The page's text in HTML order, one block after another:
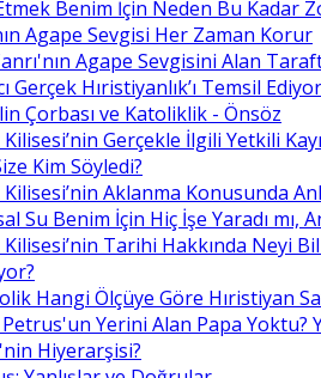
Benim İçin Neden Bu Kadar
Agape Sevgisi Her Zaman Korur
Agape Sevgisini Alan
Gerçek Hıristiyanlık’ı Temsil
Çorbası ve Katoliklik - Önsöz
Gerçekle İlgili Yetkili
Kim Söyledi?
Aklanma Konusunda
Su Benim İçin Hiç İşe Yaradı mı,
Tarihi Hakkında Neyi
Hangi Ölçüye Göre Hıristiyan
Yerini Alan Papa Yoktu?
Hiyerarşisi?